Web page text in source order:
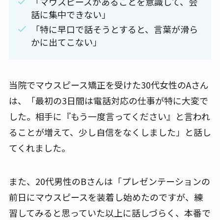
話に集中できない」
「特に早口で話そうとすると、言葉が滑ら
かに出てこない」
当院でマウスピース矯正を受けた30代女性のAさん
は、「最初の3日間は電話対応の仕事が特に大変で
した。相手に『もう一度言ってください』と言われ
ることが増えて、少し自信をなくしました」と話し
てくれました。
また、20代男性のBさんは「プレゼンテーションの
前日にマウスピースを装着し始めたのですが、練
習してみると思っていた以上に話しづらく、本番で